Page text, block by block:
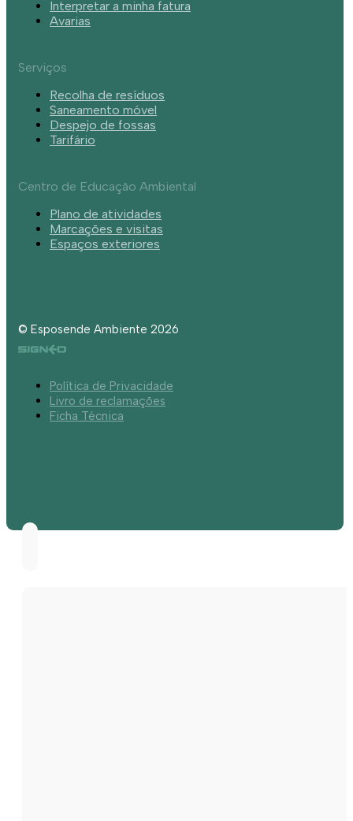
Interpretar a minha fatura
Avarias
Serviços
Recolha de resíduos
Saneamento móvel
Despejo de fossas
Tarifário
Centro de Educação Ambiental
Plano de atividades
Marcações e visitas
Espaços exteriores
© Esposende Ambiente 2026
Política de Privacidade
Livro de reclamações
Ficha Técnica